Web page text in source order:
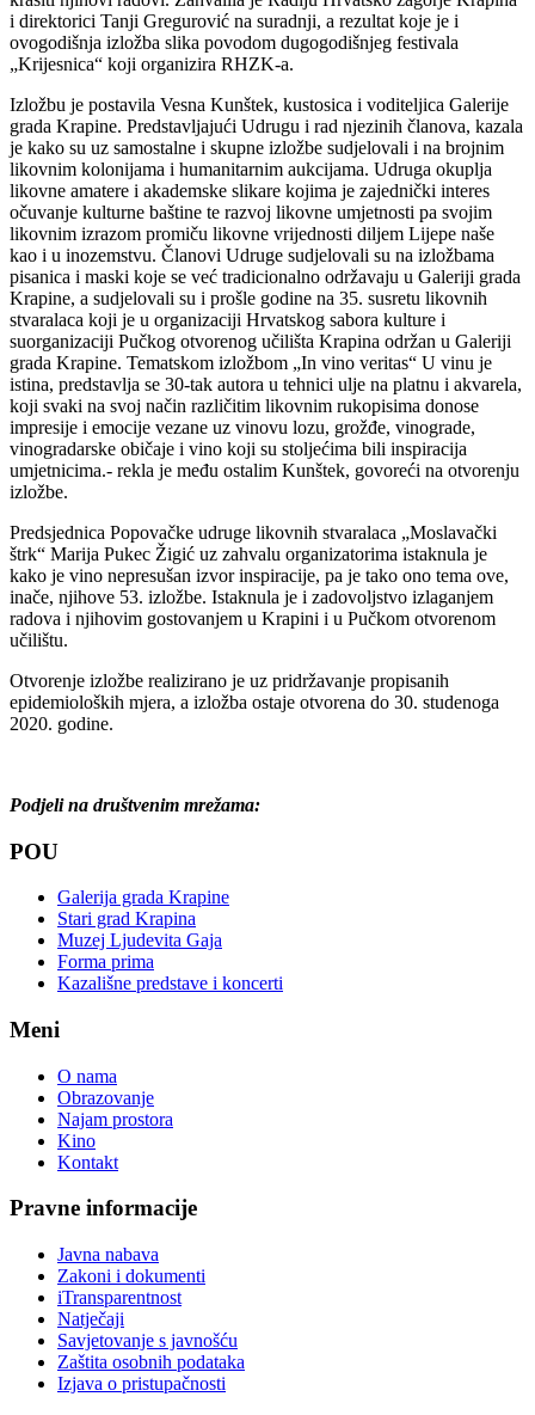
i direktorici Tanji Gregurović na suradnji, a rezultat koje je i
ovogodišnja izložba slika povodom dugogodišnjeg festivala
„Krijesnica“ koji organizira RHZK-a.
Izložbu je postavila Vesna Kunštek, kustosica i voditeljica Galerije
grada Krapine. Predstavljajući Udrugu i rad njezinih članova, kazala
je kako su uz samostalne i skupne izložbe sudjelovali i na brojnim
likovnim kolonijama i humanitarnim aukcijama. Udruga okuplja
likovne amatere i akademske slikare kojima je zajednički interes
očuvanje kulturne baštine te razvoj likovne umjetnosti pa svojim
likovnim izrazom promiču likovne vrijednosti diljem Lijepe naše
kao i u inozemstvu. Članovi Udruge sudjelovali su na izložbama
pisanica i maski koje se već tradicionalno održavaju u Galeriji grada
Krapine, a sudjelovali su i prošle godine na 35. susretu likovnih
stvaralaca koji je u organizaciji Hrvatskog sabora kulture i
suorganizaciji Pučkog otvorenog učilišta Krapina održan u Galeriji
grada Krapine. Tematskom izložbom „In vino veritas“ U vinu je
istina, predstavlja se 30-tak autora u tehnici ulje na platnu i akvarela,
koji svaki na svoj način različitim likovnim rukopisima donose
impresije i emocije vezane uz vinovu lozu, grožđe, vinograde,
vinogradarske običaje i vino koji su stoljećima bili inspiracija
umjetnicima.- rekla je među ostalim Kunštek, govoreći na otvorenju
izložbe.
Predsjednica Popovačke udruge likovnih stvaralaca „Moslavački
štrk“ Marija Pukec Žigić uz zahvalu organizatorima istaknula je
kako je vino nepresušan izvor inspiracije, pa je tako ono tema ove,
inače, njihove 53. izložbe. Istaknula je i zadovoljstvo izlaganjem
radova i njihovim gostovanjem u Krapini i u Pučkom otvorenom
učilištu.
Otvorenje izložbe realizirano je uz pridržavanje propisanih
epidemioloških mjera, a izložba ostaje otvorena do 30. studenoga
2020. godine.
Podjeli na društvenim mrežama:
POU
Galerija grada Krapine
Stari grad Krapina
Muzej Ljudevita Gaja
Forma prima
Kazališne predstave i koncerti
Meni
O nama
Obrazovanje
Najam prostora
Kino
Kontakt
Pravne informacije
Javna nabava
Zakoni i dokumenti
iTransparentnost
Natječaji
Savjetovanje s javnošću
Zaštita osobnih podataka
Izjava o pristupačnosti